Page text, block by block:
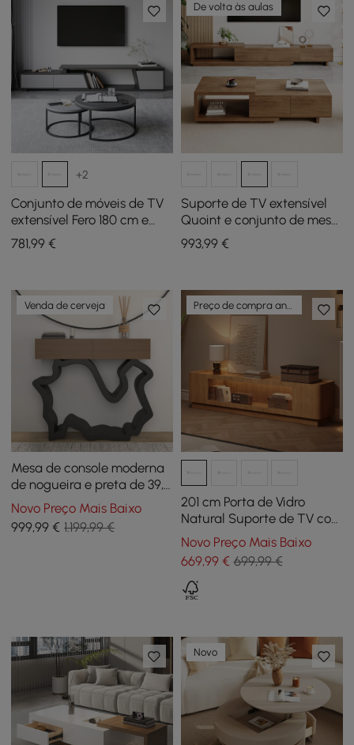
+2
Conjunto de móveis de TV
extensível Fero 180 cm e
mesa de centro redonda
aninhável em cinzento
781,99 €
De volta às aulas
Suporte de TV extensível
Quoint e conjunto de mesa
de café
993,99€
Venda de cerveja
Mesa de console moderna
de nogueira e preta de 39,4
polegadas com gavetas
Novo Preço Mais Baixo
999,99 € 1.199,99 €
201 cm Porta de Vidro
Natural Suporte de TV com
Armazenamento e LED
Novo Preço Mais Baixo
669,99€ 699,99 €
Novo